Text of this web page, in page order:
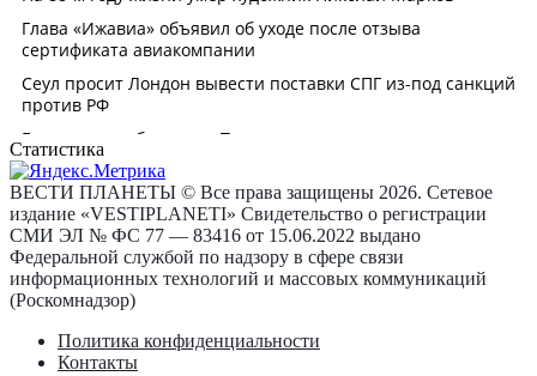
Статистика
ВЕСТИ ПЛАНЕТЫ © Все права защищены 2026. Сетевое
издание «VESTIPLANETI» Свидетельство о регистрации
СМИ ЭЛ № ФС 77 — 83416 от 15.06.2022 выдано
Федеральной службой по надзору в сфере связи
информационных технологий и массовых коммуникаций
(Роскомнадзор)
Политика конфиденциальности
Контакты